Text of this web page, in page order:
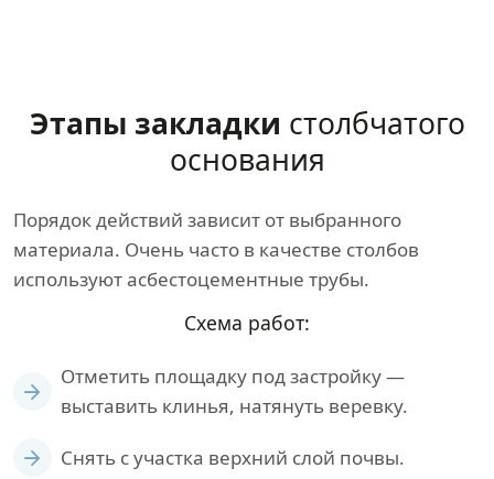
Этапы закладки столбчатого
основания
Порядок действий зависит от выбранного
материала. Очень часто в качестве столбов
используют асбестоцементные трубы.
Схема работ:
Отметить площадку под застройку —
выставить клинья, натянуть веревку.
Снять с участка верхний слой почвы.